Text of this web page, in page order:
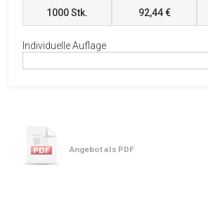
1000Stk. 92,44 €
Individuelle Auflage
Angebot als PDF